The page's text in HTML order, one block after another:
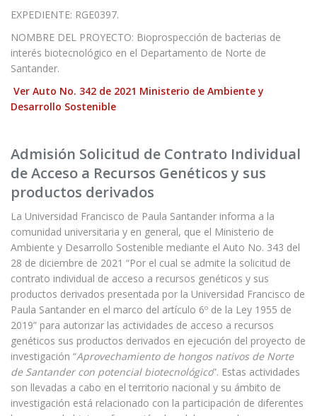
EXPEDIENTE: RGE0397.
NOMBRE DEL PROYECTO: Bioprospección de bacterias de
interés biotecnológico en el Departamento de Norte de
Santander.
Ver Auto No. 342 de 2021 Ministerio de Ambiente y
Desarrollo Sostenible
Admisión Solicitud de Contrato Individual
de Acceso a Recursos Genéticos y sus
productos derivados
La Universidad Francisco de Paula Santander informa a la
comunidad universitaria y en general, que el Ministerio de
Ambiente y Desarrollo Sostenible mediante el Auto No. 343 del
28 de diciembre de 2021 “Por el cual se admite la solicitud de
contrato individual de acceso a recursos genéticos y sus
productos derivados presentada por la Universidad Francisco de
Paula Santander en el marco del artículo 6º de la Ley 1955 de
2019” para autorizar las actividades de acceso a recursos
genéticos sus productos derivados en ejecución del proyecto de
investigación “Aprovechamiento de hongos nativos de Norte
de Santander con potencial biotecnológico”. Estas actividades
son llevadas a cabo en el territorio nacional y su ámbito de
investigación está relacionado con la participación de diferentes